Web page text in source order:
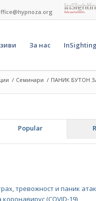
За нас InSighting
/ Семинари / ПАНИК БУТОН
Popular
тревожност и паник
коронавирус (COVID-19)